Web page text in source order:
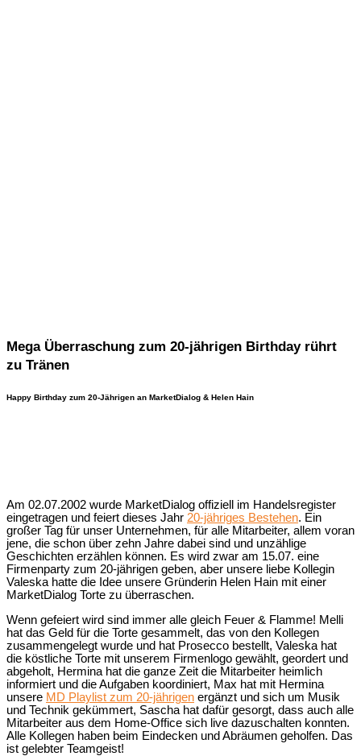
Mega Überraschung zum 20-jährigen Birthday rührt
zu Tränen
Happy Birthday zum 20-Jährigen an MarketDialog & Helen Hain
Am 02.07.2002 wurde MarketDialog offiziell im Handelsregister
eingetragen und feiert dieses Jahr 20-jähriges Bestehen. Ein
großer Tag für unser Unternehmen, für alle Mitarbeiter, allem voran
jene, die schon über zehn Jahre dabei sind und unzählige
Geschichten erzählen können. Es wird zwar am 15.07. eine
Firmenparty zum 20-jährigen geben, aber unsere liebe Kollegin
Valeska hatte die Idee unsere Gründerin Helen Hain mit einer
MarketDialog Torte zu überraschen.
Wenn gefeiert wird sind immer alle gleich Feuer & Flamme! Melli
hat das Geld für die Torte gesammelt, das von den Kollegen
zusammengelegt wurde und hat Prosecco bestellt, Valeska hat
die köstliche Torte mit unserem Firmenlogo gewählt, geordert und
abgeholt, Hermina hat die ganze Zeit die Mitarbeiter heimlich
informiert und die Aufgaben koordiniert, Max hat mit Hermina
unsere MD Playlist zum 20-jährigen ergänzt und sich um Musik
und Technik gekümmert, Sascha hat dafür gesorgt, dass auch alle
Mitarbeiter aus dem Home-Office sich live dazuschalten konnten.
Alle Kollegen haben beim Eindecken und Abräumen geholfen. Das
ist gelebter Teamgeist!